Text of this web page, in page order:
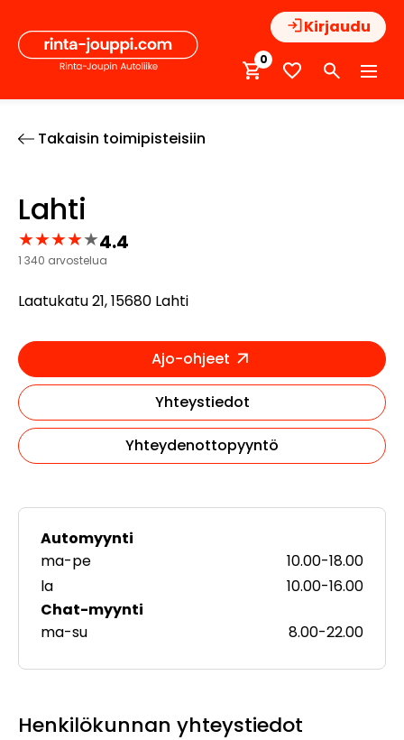
sisältöön
Kirjaudu
0
Takaisin toimipisteisiin
Lahti
Arvostelut:
4.4
★★★★★4.4
1 340 arvostelua
Laatukatu 21, 15680 Lahti
Ajo-ohjeet
Yhteystiedot
Yhteydenottopyyntö
Myynnin
aukioloajat
Automyynti
ma-pe
10.00-18.00
la
10.00-16.00
Muut
aukioloajat
Chat-myynti
ma-su
8.00-22.00
Henkilökunnan yhteystiedot